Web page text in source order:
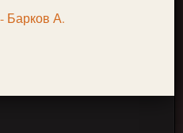
Барков А.